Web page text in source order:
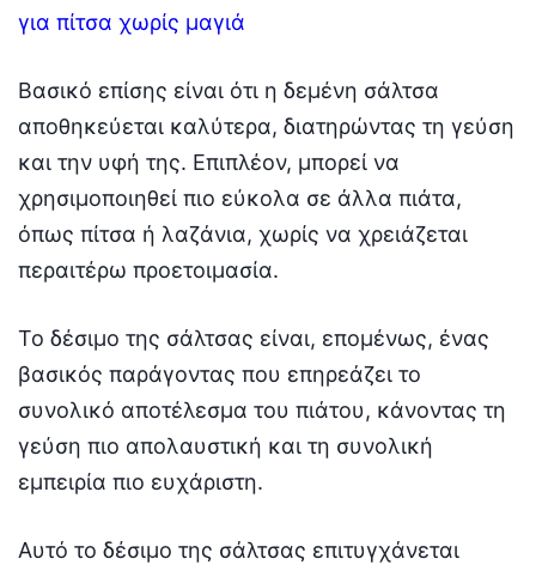
για πίτσα χωρίς μαγιά
Βασικό επίσης είναι ότι η δεμένη σάλτσα
αποθηκεύεται καλύτερα, διατηρώντας τη γεύση
και την υφή της. Επιπλέον, μπορεί να
χρησιμοποιηθεί πιο εύκολα σε άλλα πιάτα,
όπως πίτσα ή λαζάνια, χωρίς να χρειάζεται
περαιτέρω προετοιμασία.
Το δέσιμο της σάλτσας είναι, επομένως, ένας
βασικός παράγοντας που επηρεάζει το
συνολικό αποτέλεσμα του πιάτου, κάνοντας τη
γεύση πιο απολαυστική και τη συνολική
εμπειρία πιο ευχάριστη.
Αυτό το δέσιμο της σάλτσας επιτυγχάνεται